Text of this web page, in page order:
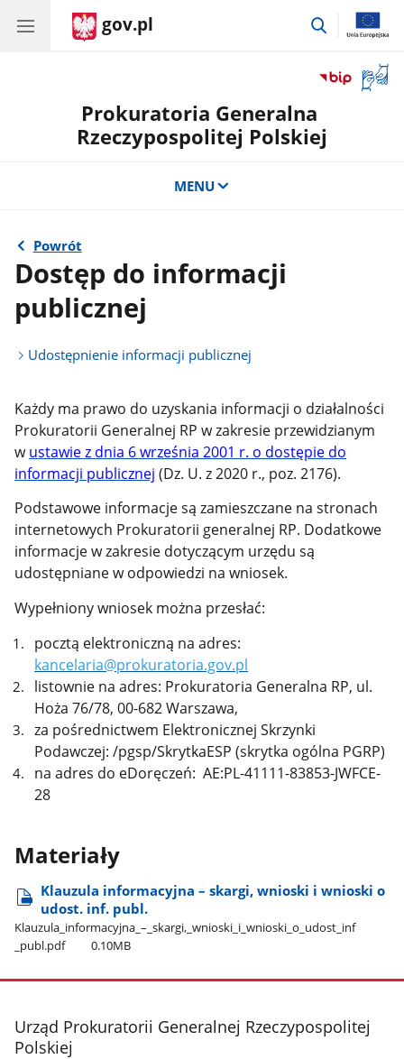
gov.pl
przejdź
okno
Prokuratoria Generalna
Rzeczypospolitej Polskiej
MENU
Powrót
Dostęp do informacji
publicznej
Udostępnienie informacji publicznej
Każdy ma prawo do uzyskania informacji o działalności
Prokuratorii Generalnej RP w zakresie przewidzianym
wustawie z dnia 6 września 2001 r. o dostępie do
informacji publicznej (Dz. U. z 2020 r., poz. 2176).
Podstawowe informacje są zamieszczane na stronach
internetowych Prokuratorii generalnej RP. Dodatkowe
informacje w zakresie dotyczącym urzędu są
udostępniane w odpowiedzi na wniosek.
Wypełniony wniosek można przesłać:
pocztą elektroniczną na adres:
kancelaria@prokuratoria.gov.pl
listownie na adres: Prokuratoria Generalna RP, ul.
Hoża 76/78, 00-682 Warszawa,
za pośrednictwem Elektronicznej Skrzynki
Podawczej:/pgsp/SkrytkaESP (skrytka ogólna PGRP)
na adres do eDoręczeń: AE:PL-41111-83853-JWFCE-
28
Materiały
Klauzula informacyjna – skargi, wnioski i wnioski o
udost. inf. publ.
Klauzula​_informacyjna​_–​_skargi,​_wnioski​_i​_wnioski​_o​_udost​_inf​
_publ.pdf
0.10MB
stopka
Urząd Prokuratorii Generalnej Rzeczypospolitej
Polskiej